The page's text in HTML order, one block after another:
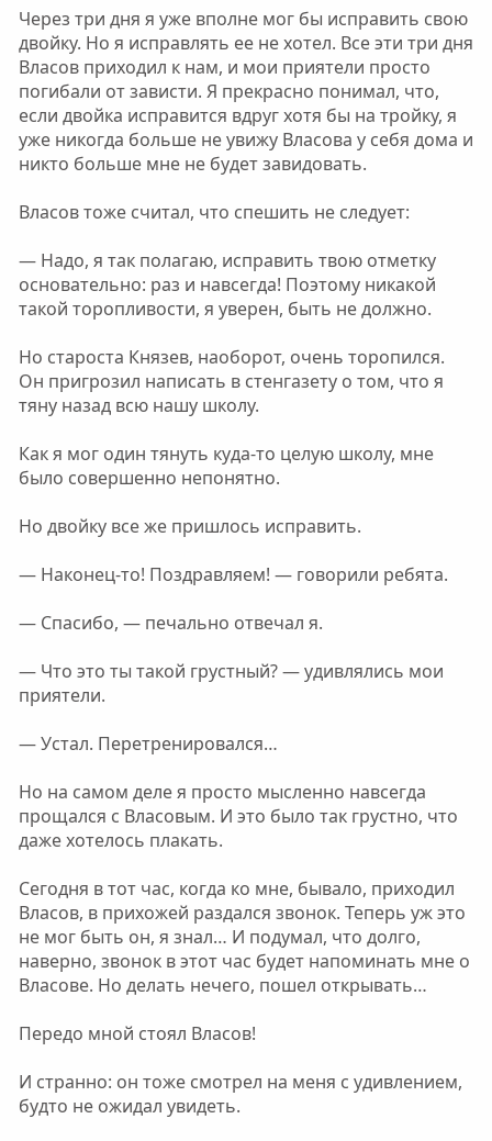
Через три дня я уже вполне мог бы исправить свою
двойку. Но я исправлять ее не хотел. Все эти три дня
Власов приходил к нам, и мои приятели просто
погибали от зависти. Я прекрасно понимал, что,
если двойка исправится вдруг хотя бы на тройку, я
уже никогда больше не увижу Власова у себя дома и
никто больше мне не будет завидовать.
Власов тоже считал, что спешить не следует:
— Надо, я так полагаю, исправить твою отметку
основательно: раз и навсегда! Поэтому никакой
такой торопливости, я уверен, быть не должно.
Но староста Князев, наоборот, очень торопился.
Он пригрозил написать в стенгазету о том, что я
тяну назад всю нашу школу.
Как я мог один тянуть куда-то целую школу, мне
было совершенно непонятно.
Но двойку все же пришлось исправить.
— Наконец-то! Поздравляем! — говорили ребята.
— Спасибо, — печально отвечал я.
— Что это ты такой грустный? — удивлялись мои
приятели.
— Устал. Перетренировался…
Но на самом деле я просто мысленно навсегда
прощался с Власовым. И это было так грустно, что
даже хотелось плакать.
Сегодня в тот час, когда ко мне, бывало, приходил
Власов, в прихожей раздался звонок. Теперь уж это
не мог быть он, я знал… И подумал, что долго,
наверно, звонок в этот час будет напоминать мне о
Власове. Но делать нечего, пошел открывать…
Передо мной стоял Власов!
И странно: он тоже смотрел на меня с удивлением,
будто не ожидал увидеть.